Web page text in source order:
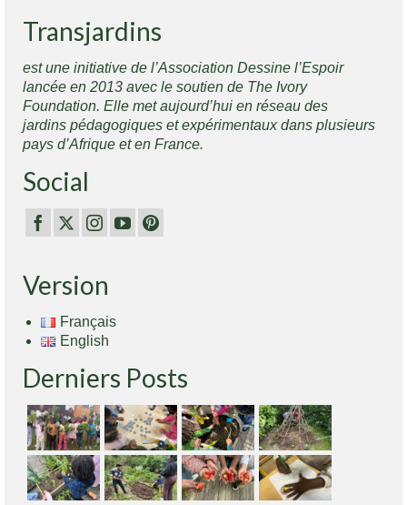
Transjardins
est une initiative de l’Association Dessine l’Espoir
lancée en 2013 avec le soutien de The Ivory
Foundation. Elle met aujourd’hui en réseau des
jardins pédagogiques et expérimentaux dans plusieurs
pays d’Afrique et en France.
Social
Version
Français
English
Derniers Posts